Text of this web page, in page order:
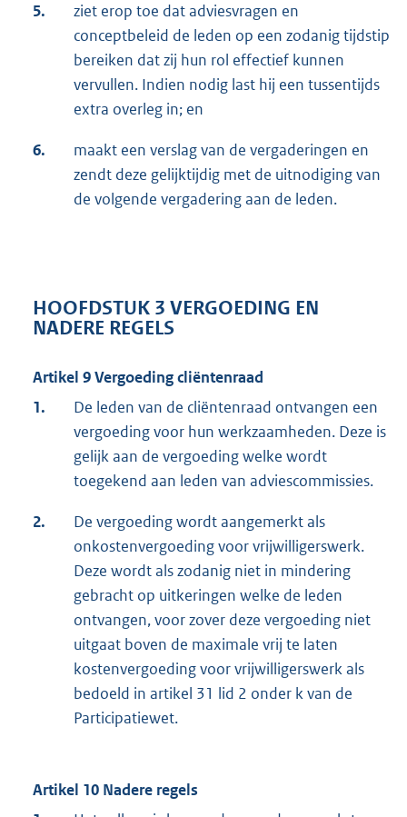
5.
ziet erop toe dat adviesvragen en
conceptbeleid de leden op een zodanig tijdstip
bereiken dat zij hun rol effectief kunnen
vervullen. Indien nodig last hij een tussentijds
extra overleg in; en
6.
maakt een verslag van de vergaderingen en
zendt deze gelijktijdig met de uitnodiging van
de volgende vergadering aan de leden.
HOOFDSTUK 3 VERGOEDING EN
NADERE REGELS
Artikel 9 Vergoeding cliëntenraad
1.
De leden van de cliëntenraad ontvangen een
vergoeding voor hun werkzaamheden. Deze is
gelijk aan de vergoeding welke wordt
toegekend aan leden van adviescommissies.
2.
De vergoeding wordt aangemerkt als
onkostenvergoeding voor vrijwilligerswerk.
Deze wordt als zodanig niet in mindering
gebracht op uitkeringen welke de leden
ontvangen, voor zover deze vergoeding niet
uitgaat boven de maximale vrij te laten
kostenvergoeding voor vrijwilligerswerk als
bedoeld in artikel 31 lid 2 onder k van de
Participatiewet.
Artikel 10 Nadere regels